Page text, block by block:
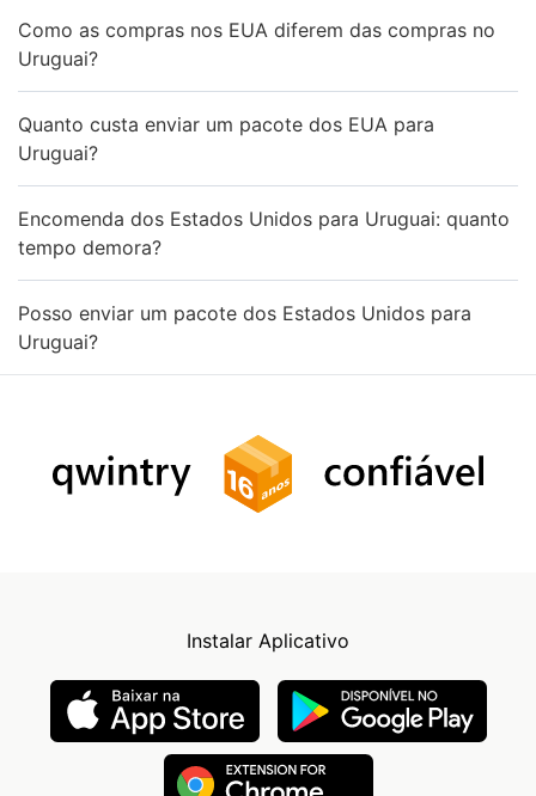
Como as compras nos EUA diferem das compras no
Uruguai?
Quanto custa enviar um pacote dos EUA para
Uruguai?
Encomenda dos Estados Unidos para Uruguai: quanto
tempo demora?
Posso enviar um pacote dos Estados Unidos para
Uruguai?
Instalar Aplicativo